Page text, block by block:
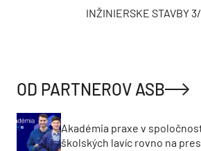
INŽINIERSKE STAVBY
OD PARTNEROV ASB
Akadémia praxe v
školských lavíc rovno na